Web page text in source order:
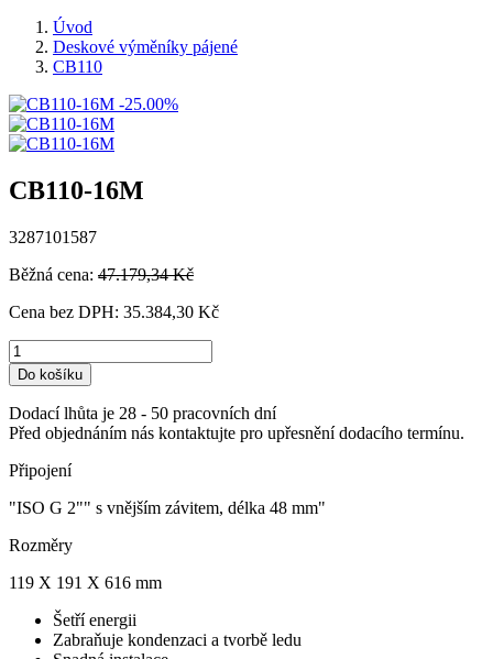
Úvod
Deskové výměníky pájené
CB110
-25.00%
CB110-16M
3287101587
Běžná cena: 47.179,34 Kč
Cena bez DPH: 35.384,30 Kč
Do košíku
Dodací lhůta je 28 - 50 pracovních dní
Před objednáním nás kontaktujte pro upřesnění dodacího termínu.
Připojení
"ISO G 2"" s vnějším závitem, délka 48 mm"
Rozměry
119 X 191 X 616 mm
Šetří energii
Zabraňuje kondenzaci a tvorbě ledu